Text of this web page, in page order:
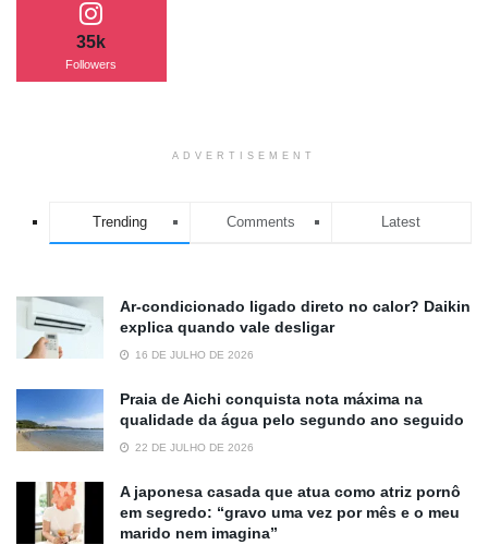
35k
Followers
ADVERTISEMENT
Trending Comments Latest
Ar-condicionado ligado direto no calor? Daikin
explica quando vale desligar
16 DE JULHO DE 2026
Praia de Aichi conquista nota máxima na
qualidade da água pelo segundo ano seguido
22 DE JULHO DE 2026
A japonesa casada que atua como atriz pornô
em segredo: “gravo uma vez por mês e o meu
marido nem imagina”